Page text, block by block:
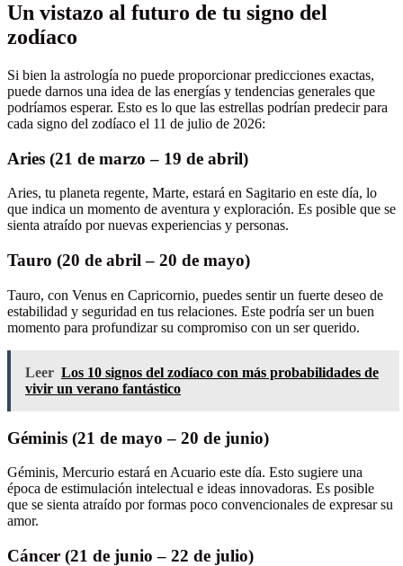
Un vistazo al futuro de tu signo del
zodíaco
Si bien la astrología no puede proporcionar predicciones exactas,
puede darnos una idea de las energías y tendencias generales que
podríamos esperar. Esto es lo que las estrellas podrían predecir para
cada signo del zodíaco el 11 de julio de 2026:
Aries (21 de marzo – 19 de abril)
Aries, tu planeta regente, Marte, estará en Sagitario en este día, lo
que indica un momento de aventura y exploración. Es posible que se
sienta atraído por nuevas experiencias y personas.
Tauro (20 de abril – 20 de mayo)
Tauro, con Venus en Capricornio, puedes sentir un fuerte deseo de
estabilidad y seguridad en tus relaciones. Este podría ser un buen
momento para profundizar su compromiso con un ser querido.
Leer Los 10 signos del zodíaco con más probabilidades de
vivir un verano fantástico
Géminis (21 de mayo – 20 de junio)
Géminis, Mercurio estará en Acuario este día. Esto sugiere una
época de estimulación intelectual e ideas innovadoras. Es posible
que se sienta atraído por formas poco convencionales de expresar su
amor.
Cáncer (21 de junio – 22 de julio)